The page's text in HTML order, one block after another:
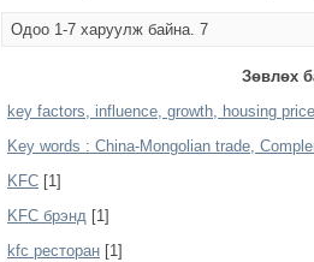
Одоо 1-7 харуулж байна. 7
Зөвлөх
key factors, influence, growth, housing
Key words : China-Mongolian trade,
KFC [1]
KFC брэнд [1]
kfc ресторан [1]